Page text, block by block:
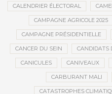
CALENDRIER ÉLECTORAL
CAMPAGNE AGRICOLE 2025
CAMPAGNE PRÉSIDENTIELLE
CANCER DU SEIN CANDIDATS
CANICULES CANIVEAUX
CARBURANT MALI
CATASTROPHES